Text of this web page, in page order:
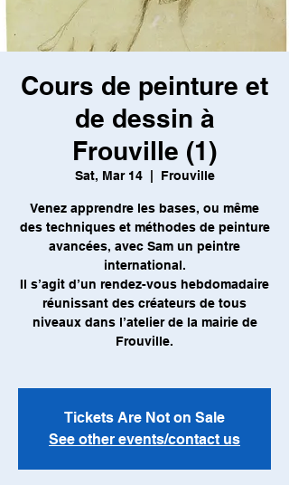
Cours de peinture et
de dessin à
Frouville (1)
Sat, Mar 14
  |
Frouville
Venez apprendre les bases, ou même
des techniques et méthodes de peinture
avancées, avec Sam un peintre
international.
Il s’agit d’un rendez-vous hebdomadaire
réunissant des créateurs de tous
niveaux dans l’atelier de la mairie de
Frouville.
Tickets Are Not on Sale
See other events/contact us